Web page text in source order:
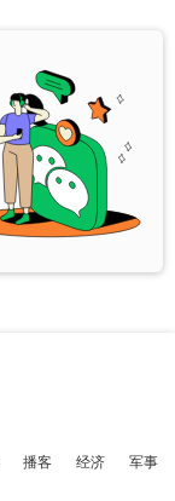
播客 经济 军事